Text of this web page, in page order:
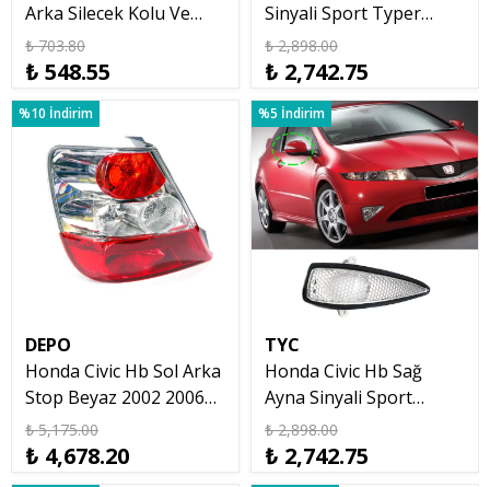
Arka Silecek Kolu Ve
Lastiği 2002 2006
₺ 703.80
₺ 548.55
Sinyali Sport Typer
Types 2007 2012
₺ 2,898.00
₺ 2,742.75
%10 İndirim
DEPO
Honda Civic Hb Sol Arka
Stop Beyaz 2002 2006
Depo
₺ 5,175.00
₺ 4,678.20
%5 İndirim
TYC
Honda Civic Hb Sağ
Ayna Sinyali Sport
Typer Types 2007 2012
₺ 2,898.00
₺ 2,742.75